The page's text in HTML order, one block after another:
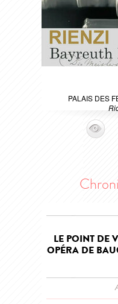
PALAIS DES
LE POINT DE
OPÉRA DE